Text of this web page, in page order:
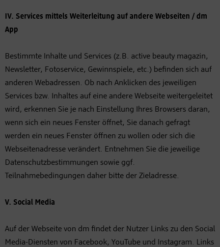
IV. Services mittels Weiterleitung auf andere Webseiten / dm
App
Bestimmte Inhalte und Services (z.B. active beauty magazin,
Newsletter, Fotoservice, Gewinnspiele, etc.) befinden sich auf
anderen Webadressen. Ob nach Anklicken des jeweiligen
Services bzw. Inhaltes auf eine andere Webseite weitergeleitet
wird, erkennen Sie je nach Einstellung Ihres Browsers daran,
wenn sich ein neues Fenster öffnet, Sie danach gefragt
werden ein neues Fenster öffnen zu wollen oder sich die
Webseitenadresse verändert. Entnehmen Sie die jeweilige
Datenschutzbestimmungen sowie ggf.
Teilnahmebedingungen daher bitte der Zieladresse.
V. Social Media
Auf der Webseite von dm findet der Nutzer Links zu den Social
Media-Diensten von Facebook, YouTube und Instagram. Links